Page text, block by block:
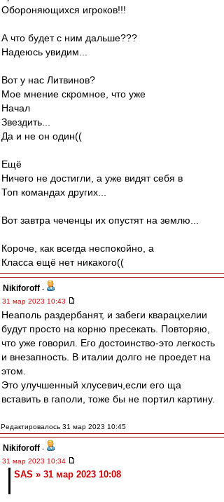
Обороняющихся игроков!!!
А что будет с ним дальше???
Надеюсь увидим...
Вот у нас Литвинов?
Мое мнение скромное, что уже
Начал
Звездить...
Да и не он один((
Ещё
Ничего не достигли, а уже видят себя в
Топ командах других...
Вот завтра чеченцы их опустят на землю...
Короче, как всегда неспокойно, а
Класса ещё нет никакого((
Nikiforoff -
31 мар 2023 10:43
Неаполь раздербанят, и забеги кварацхелии
будут просто на корню пресекать. Повторяю,
что уже говорил. Его достоинство-это легкость
и внезапность. В италии долго не проедет на
этом.
Это улучшенный хлусевич,если его ща
вставить в гаполи, тоже бы не портил картину.
Редактировалось 31 мар 2023 10:45
Nikiforoff -
31 мар 2023 10:34
SAS » 31 мар 2023 10:08